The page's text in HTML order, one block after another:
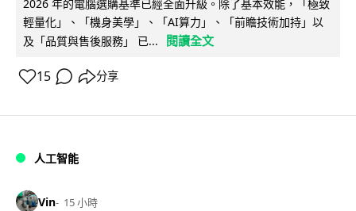
2026 年的電腦選購基準已經全面升級。除了基本效能，「極致
輕量化」、「機身美學」、「AI算力」、「前瞻技術加持」以
及「品質與售後服務」 已...
閱讀全文
15 分享
人工智能
Vin 15 小時